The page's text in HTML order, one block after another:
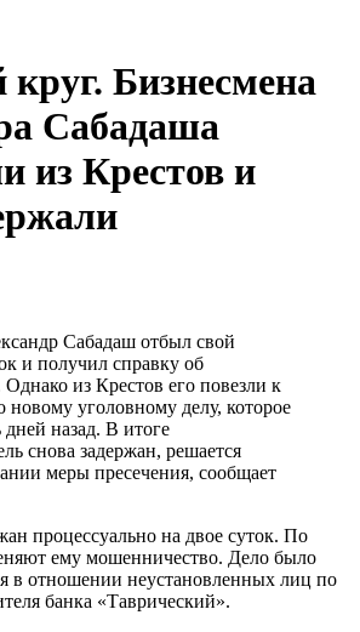
Бизнесмена
Сабадаша
из Крестов и
Сабадаш отбыл свой
и получил справку об
из Крестов его повезли к
новому уголовному делу, которое
дней назад. В итоге
снова задержан, решается
меры пресечения, сообщает
процессуально на двое суток. По
ему мошенничество. Дело было
в отношении неустановленных лиц по
банка «Таврический».